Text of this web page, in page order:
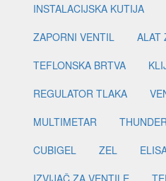
INSTALACIJSKA KUTIJA
ZAPORNI VENTIL
ALAT
TEFLONSKA BRTVA
REGULATOR TLAKA
MULTIMETAR
THUNDER
CUBIGEL
ZEL
IZVIJAČ ZA VENTILE